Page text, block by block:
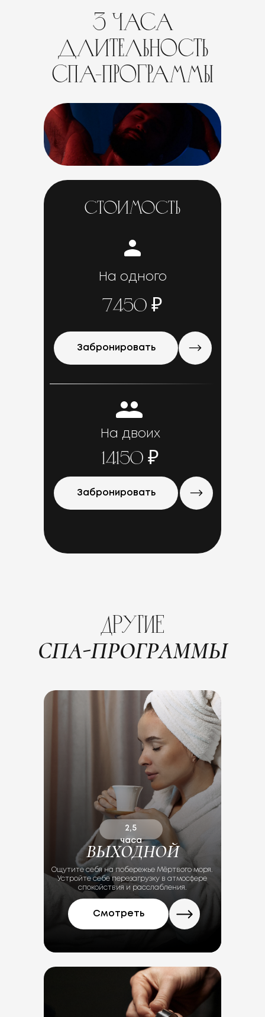
3 часа
длительность
спа-программы
стоимость
На одного
7450 ₽
Забронировать
На двоих
14150 ₽
Забронировать
Ощутите себя на побережье Мёртвого моря.
Устройте себе перезагрузку в атмосфере
спокойствия и расслабления.
ВЫХОДНОЙ
2,5
часа
Смотреть
СПА-ПРОГРАММЫ
ДРУГИЕ
Уникальная
приведению себя в
форму в
Смотреть